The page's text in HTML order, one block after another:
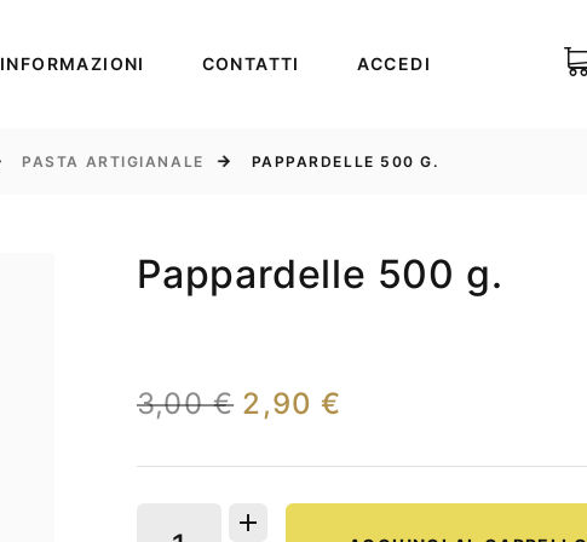
INFORMAZIONI CONTATTI ACCEDI
PASTA ARTIGIANALE PAPPARDELLE 500 G.
Pappardelle 500 g.
3,00 € 2,90 €